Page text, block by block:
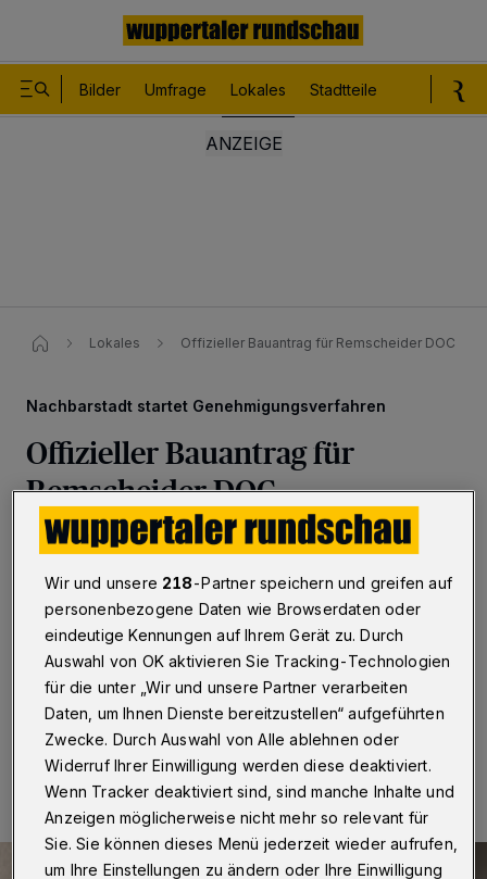
Bilder Umfrage Lokales Stadtteile
Lokales Offizieller Bauantrag für Remscheider DOC
Nachbarstadt startet Genehmigungsverfahren
Offizieller Bauantrag für
Remscheider DOC
Wuppertal·Der Investor McArthurGlen hat am Freitag
Designer Outlet Centers (DOC) in Remscheid-Lennep
eingereicht. Die Stadtverwaltung nahm insgesamt 86
Aktenordner inklusive der erforderlichen
Ausfertigungen entgegen.
16.12.2016 , 13:50 Uhr Eine Minute Lesezeit
Wir und unsere 218-Partner speichern und greifen auf
personenbezogene Daten wie Browserdaten oder
eindeutige Kennungen auf Ihrem Gerät zu. Durch
Auswahl von OK aktivieren Sie Tracking-Technologien
für die unter „Wir und unsere Partner verarbeiten
Daten, um Ihnen Dienste bereitzustellen“ aufgeführten
Zwecke. Durch Auswahl von Alle ablehnen oder
Widerruf Ihrer Einwilligung werden diese deaktiviert.
Wenn Tracker deaktiviert sind, sind manche Inhalte und
Anzeigen möglicherweise nicht mehr so relevant für
Sie. Sie können dieses Menü jederzeit wieder aufrufen,
um Ihre Einstellungen zu ändern oder Ihre Einwilligung